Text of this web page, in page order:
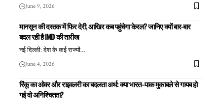
June 9, 2026
मानसून की दस्तक में फिर देरी, आखिर कब पहुंचेगा केरल? जानिए क्यों बार-बार
बदल रही है IMD की तारीख
नई दिल्ली: देश के कई राज्यों…
June 4, 2026
रिंकू का ओवर और राइवलरी का बदलता अर्थ: क्या भारत–पाक मुकाबले से गायब हो
गई वो अनिश्चितता?